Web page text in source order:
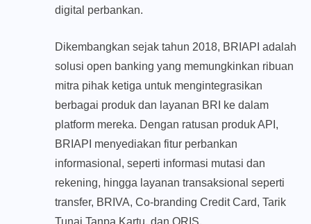
digital perbankan.
Dikembangkan sejak tahun 2018, BRIAPI adalah
solusi open banking yang memungkinkan ribuan
mitra pihak ketiga untuk mengintegrasikan
berbagai produk dan layanan BRI ke dalam
platform mereka. Dengan ratusan produk API,
BRIAPI menyediakan fitur perbankan
informasional, seperti informasi mutasi dan
rekening, hingga layanan transaksional seperti
transfer, BRIVA, Co-branding Credit Card, Tarik